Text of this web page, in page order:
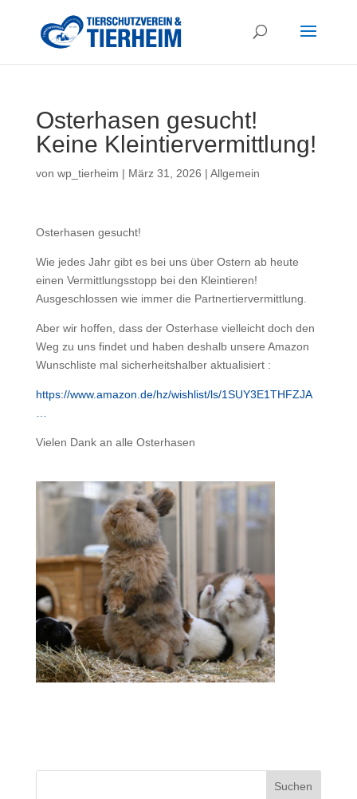
Osterhasen gesucht!
Keine Kleintiervermittlung!
von wp_tierheim | März 31, 2026 | Allgemein
Osterhasen gesucht!
Wie jedes Jahr gibt es bei uns über Ostern ab heute
einen Vermittlungsstopp bei den Kleintieren!
Ausgeschlossen wie immer die Partnertiervermittlung.
Aber wir hoffen, dass der Osterhase vielleicht doch den
Weg zu uns findet und haben deshalb unsere Amazon
Wunschliste mal sicherheitshalber aktualisiert :
https://www.amazon.de/hz/wishlist/ls/1SUY3E1THFZJA
Vielen Dank an alle Osterhasen